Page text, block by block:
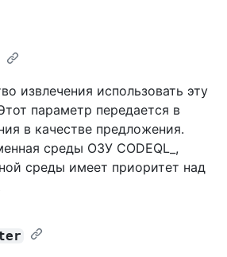
извлечения использовать эту
параметр передается в
в качестве предложения.
среды ОЗУ CODEQL_,
среды имеет приоритет над